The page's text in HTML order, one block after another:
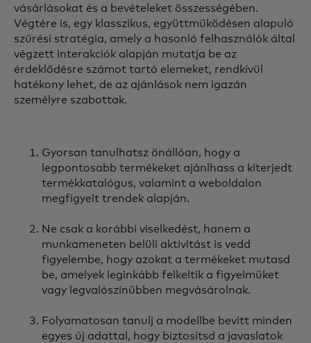
vásárlásokat és a bevételeket összességében.
Végtére is, egy klasszikus, együttműködésen alapuló
szűrési stratégia, amely a hasonló felhasználók által
végzett interakciók alapján mutatja be az
érdeklődésre számot tartó elemeket, rendkívül
hatékony lehet, de az ajánlások nem igazán
személyre szabottak.
Gyorsan tanulhatsz önállóan, hogy a
legpontosabb termékeket ajánlhass a kiterjedt
termékkatalógus, valamint a weboldalon
megfigyelt trendek alapján.
Ne csak a korábbi viselkedést, hanem a
munkameneten belüli aktivitást is vedd
figyelembe, hogy azokat a termékeket mutasd
be, amelyek leginkább felkeltik a figyelmüket
vagy legvalószínűbben megvásárolnak.
Folyamatosan tanulj a modellbe bevitt minden
egyes új adattal, hogy biztosítsd a javaslatok